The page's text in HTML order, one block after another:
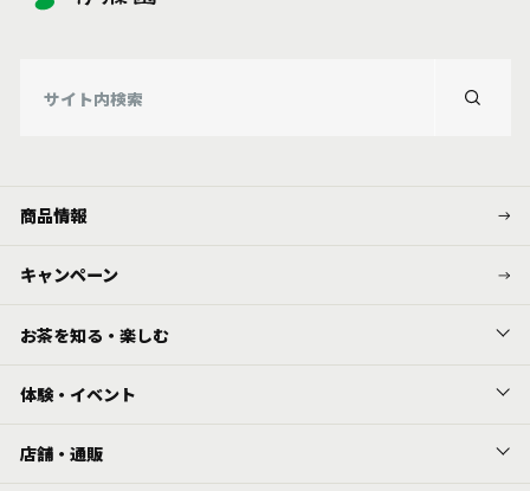
商品情報
キャンペーン
お茶を知る・楽しむ
体験・イベント
店舗・通販